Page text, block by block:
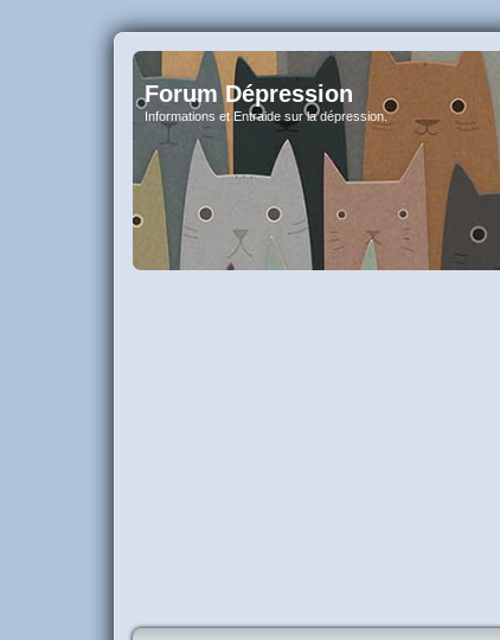
Forum Dépression
Informations et Entraide sur la dépression.